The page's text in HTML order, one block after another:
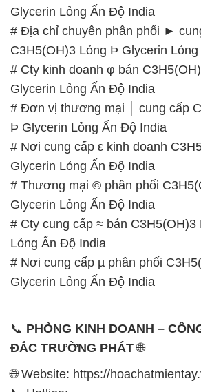
Glycerin Lỏng Ấn Độ India
# Địa chỉ chuyên phân phối ►
C3H5(OH)3 Lỏng Þ Glycerin
# Cty kinh doanh φ bán
Glycerin Lỏng Ấn Độ India
# Đơn vị thương mại │ cung cấp
Þ Glycerin Lỏng Ấn Độ India
# Nơi cung cấp ε kinh doanh
Glycerin Lỏng Ấn Độ India
# Thương mại © phân phối
Glycerin Lỏng Ấn Độ India
# Cty cung cấp ≈ bán C3H5(OH)3
Lỏng Ấn Độ India
# Nơi cung cấp µ phân phối
Glycerin Lỏng Ấn Độ India
📞 PHÒNG KINH DOANH –
ĐẮC TRƯỜNG PHÁT🌐
🌐 Website: https://